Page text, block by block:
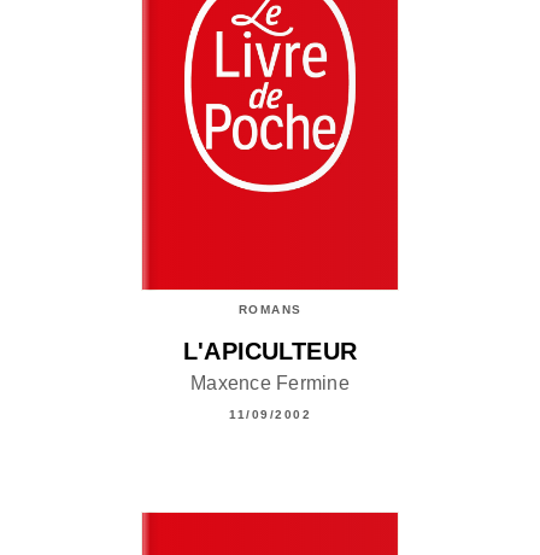
ROMANS
L'APICULTEUR
Maxence Fermine
11/09/2002